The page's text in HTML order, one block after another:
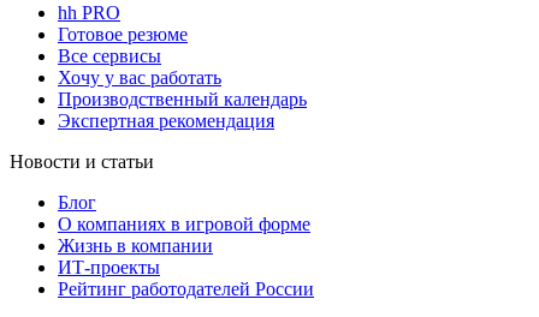
hh PRO
Готовое резюме
Все сервисы
Хочу у вас работать
Производственный календарь
Экспертная рекомендация
Новости и статьи
Блог
О компаниях в игровой форме
Жизнь в компании
ИТ-проекты
Рейтинг работодателей России